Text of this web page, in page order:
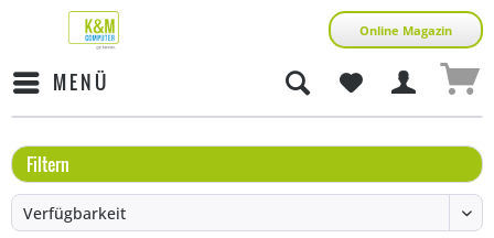
Online Magazin
MENÜ
Filtern